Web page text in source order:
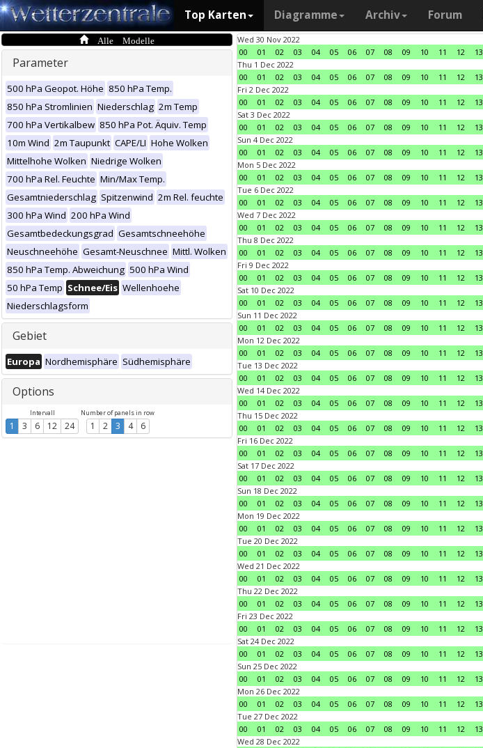
Top Karten Diagramme Archiv Forum
Alle Modelle
Parameter
500 hPa Geopot. Höhe 850 hPa Temp.
850 hPa Stromlinien Niederschlag 2m Temp
700 hPa Vertikalbew 850 hPa Pot. Äquiv. Temp
10m Wind 2m Taupunkt CAPE/LI Hohe Wolken
Mittelhohe Wolken Niedrige Wolken
700 hPa Rel. Feuchte Min/Max Temp.
Gesamtniederschlag Spitzenwind 2m Rel. feuchte
300 hPa Wind 200 hPa Wind
Gesamtbedeckungsgrad Gesamtschneehöhe
Neuschneehöhe Gesamt-Neuschnee Mittl. Wolken
850 hPa Temp. Abweichung 500 hPa Wind
50 hPa Temp Schnee/Eis Wellenhoehe
Niederschlagsform
Gebiet
Europa Nordhemisphäre Südhemisphäre
Options
Intervall
1 3 6 12 24
Number of panels in row
1 2 3 4 6
Wed 30 Nov 2022
00
01 02 03 04 05 06 07 08 09 10 11 12 13
Thu 1 Dec 2022
00
01 02 03 04 05 06 07 08 09 10 11 12 13
Fri 2 Dec 2022
00
01 02 03 04 05 06 07 08 09 10 11 12 13
Sat 3 Dec 2022
00
01 02 03 04 05 06 07 08 09 10 11 12 13
Sun 4 Dec 2022
00
01 02 03 04 05 06 07 08 09 10 11 12 13
Mon 5 Dec 2022
00
01 02 03 04 05 06 07 08 09 10 11 12 13
Tue 6 Dec 2022
00
01 02 03 04 05 06 07 08 09 10 11 12 13
Wed 7 Dec 2022
00
01 02 03 04 05 06 07 08 09 10 11 12 13
Thu 8 Dec 2022
00
01 02 03 04 05 06 07 08 09 10 11 12 13
Fri 9 Dec 2022
00
01 02 03 04 05 06 07 08 09 10 11 12 13
Sat 10 Dec 2022
00
01 02 03 04 05 06 07 08 09 10 11 12 13
Sun 11 Dec 2022
00
01 02 03 04 05 06 07 08 09 10 11 12 13
Mon 12 Dec 2022
00
01 02 03 04 05 06 07 08 09 10 11 12 13
Tue 13 Dec 2022
00
01 02 03 04 05 06 07 08 09 10 11 12 13
Wed 14 Dec 2022
00
01 02 03 04 05 06 07 08 09 10 11 12 13
Thu 15 Dec 2022
00
01 02 03 04 05 06 07 08 09 10 11 12 13
Fri 16 Dec 2022
00
01 02 03 04 05 06 07 08 09 10 11 12 13
Sat 17 Dec 2022
00
01 02 03 04 05 06 07 08 09 10 11 12 13
Sun 18 Dec 2022
00
01 02 03 04 05 06 07 08 09 10 11 12 13
Mon 19 Dec 2022
00
01 02 03 04 05 06 07 08 09 10 11 12 13
Tue 20 Dec 2022
00
01 02 03 04 05 06 07 08 09 10 11 12 13
Wed 21 Dec 2022
00
01 02 03 04 05 06 07 08 09 10 11 12 13
Thu 22 Dec 2022
00
01 02 03 04 05 06 07 08 09 10 11 12 13
Fri 23 Dec 2022
00
01 02 03 04 05 06 07 08 09 10 11 12 13
Sat 24 Dec 2022
00
01 02 03 04 05 06 07 08 09 10 11 12 13
Sun 25 Dec 2022
00
01 02 03 04 05 06 07 08 09 10 11 12 13
Mon 26 Dec 2022
00
01 02 03 04 05 06 07 08 09 10 11 12 13
Tue 27 Dec 2022
00
01 02 03 04 05 06 07 08 09 10 11 12 13
Wed 28 Dec 2022